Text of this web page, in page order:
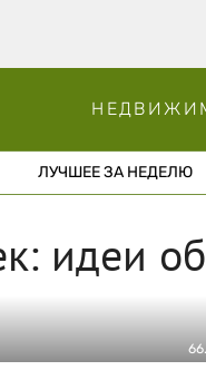
ЛУЧШЕЕ ЗА НЕДЕЛЮ
идеи